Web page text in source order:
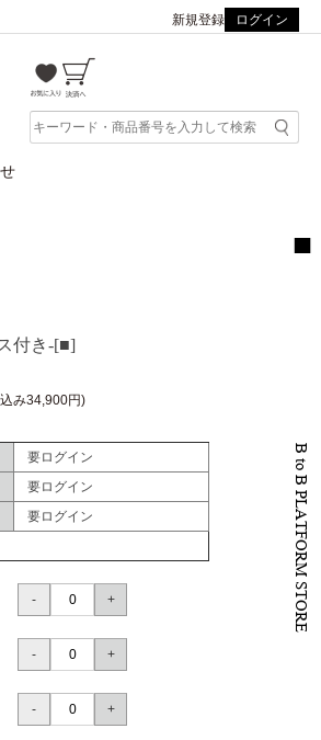
新規登録 ログイン
付き-[■]
み34,900円)
要ログイン
要ログイン
要ログイン
B to B PLATFORM STORE